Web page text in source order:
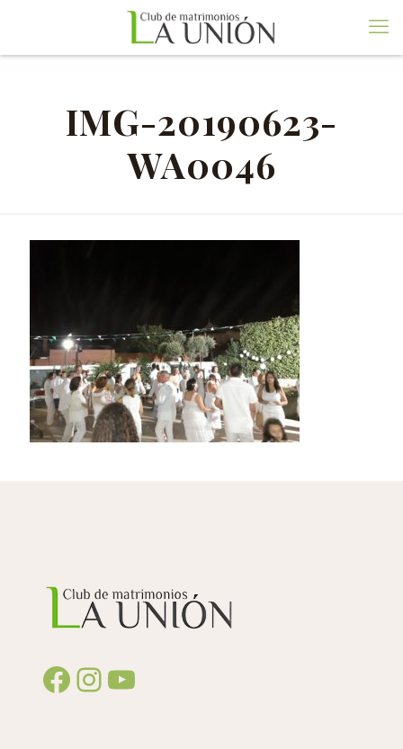
IMG-20190623-
WA0046
Facebook
Instagram
YouTube